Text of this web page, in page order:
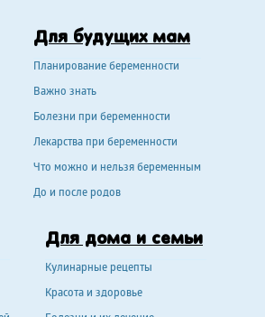
Для будущих мам
Планирование беременности
Важно знать
Болезни при беременности
Лекарства при беременности
Что можно и нельзя беременным
До и после родов
Для дома и семьи
Кулинарные рецепты
Красота и здоровье